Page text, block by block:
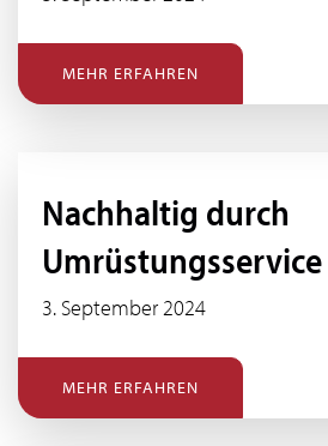
MEHR ERFAHREN
Nachhaltig durch
Umrüstungsservice
3. September 2024
MEHR ERFAHREN